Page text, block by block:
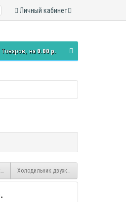
Личный кабинет
Tоваров, на 0.00 р.
LG GA-B509CLWL графит (A)
Холодильник двухкамерный LG GC-